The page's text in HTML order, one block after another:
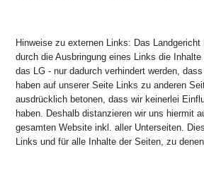
Hinweise zu externen Links: Das
durch die Ausbringung eines Links die
das LG - nur dadurch verhindert werden,
haben auf unserer Seite Links zu anderen
ausdrücklich betonen, dass wir keinerlei
haben. Deshalb distanzieren wir uns hiermit
gesamten Website inkl. aller Unterseiten.
Links und für alle Inhalte der Seiten, zu